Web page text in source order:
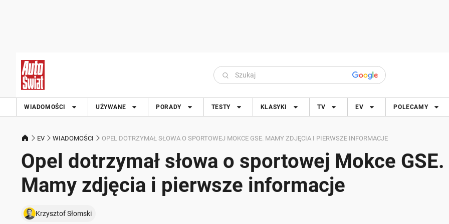
WIADOMOŚCI UŻYWANE PORADY TESTY KLASYKI TV EV POLECAMY
EV WIADOMOŚCI OPEL DOTRZYMAŁ SŁOWA O SPORTOWEJ MOKCE GSE. MAMY ZDJĘCIA I PIERWSZE INFORMACJE
Opel dotrzymał słowa o sportowej Mokce GSE.
Mamy zdjęcia i pierwsze informacje
Krzysztof Słomski